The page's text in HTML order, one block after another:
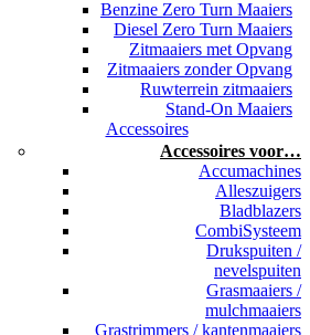
Benzine Zero Turn Maaiers
Diesel Zero Turn Maaiers
Zitmaaiers met Opvang
Zitmaaiers zonder Opvang
Ruwterrein zitmaaiers
Stand-On Maaiers
Accessoires
Accessoires voor…
Accumachines
Alleszuigers
Bladblazers
CombiSysteem
Drukspuiten /
nevelspuiten
Grasmaaiers /
mulchmaaiers
Grastrimmers / kantenmaaiers